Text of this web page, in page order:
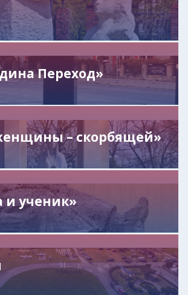
Переход»
– скорбящей»
и ученик»